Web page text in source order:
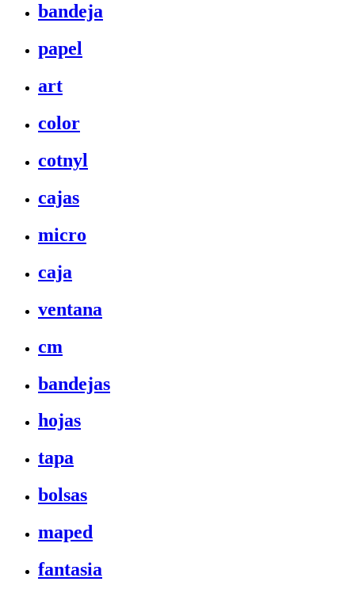
bandeja
papel
art
color
cotnyl
cajas
micro
caja
ventana
cm
bandejas
hojas
tapa
bolsas
maped
fantasia